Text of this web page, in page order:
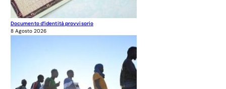
Documento d’identità provvisorio
8 Agosto 2026